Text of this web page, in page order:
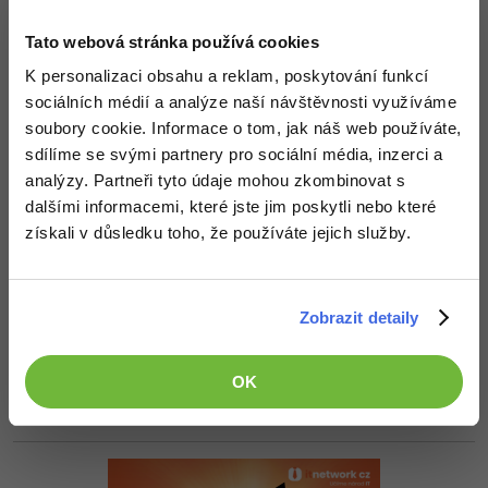
Tato webová stránka používá cookies
K personalizaci obsahu a reklam, poskytování funkcí
sociálních médií a analýze naší návštěvnosti využíváme
soubory cookie. Informace o tom, jak náš web používáte,
sdílíme se svými partnery pro sociální média, inzerci a
analýzy. Partneři tyto údaje mohou zkombinovat s
dalšími informacemi, které jste jim poskytli nebo které
získali v důsledku toho, že používáte jejich služby.
Zobrazit detaily
OK
WordPress
SEO -30%
UX
Business
Kryptoměny
Google Dokumenty
Adobe Lightroom -30%
Adobe XD -15%
Adobe InDesign -25%
Adobe After Effects
Blender
-80%
Video
a pak už normálně ve scriptu používáš tu proměnné, které sis
Používej tlačítko ODPOVĚDĚT!!!
Akceptované řešení
+20 Zkušeností
+2,50 Kč
19.8.2015 19:31
Nahoru Odpovědět +1